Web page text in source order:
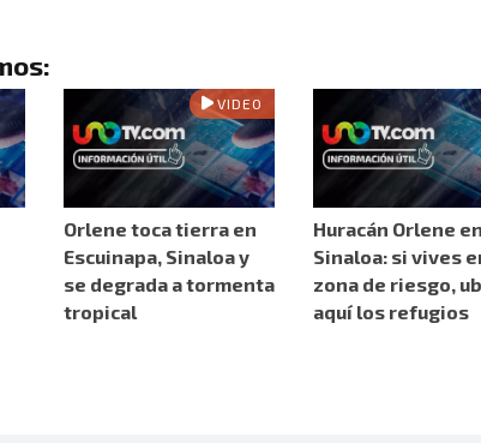
VIDEO
Orlene toca tierra en
Escuinapa, Sinaloa y
se degrada a tormenta
tropical
Huracán Orlene en
Sinaloa: si vives
zona de riesgo,
aquí los refugios